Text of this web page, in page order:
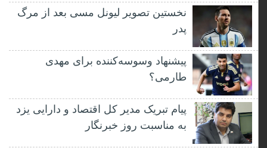
نخستین تصویر لیونل مسی بعد از مرگ
پدر
پیشنهاد وسوسه‌کننده برای مهدی
طارمی؟
پیام تبریک مدیر کل اقتصاد و دارایی یزد
به مناسبت روز خبرنگار